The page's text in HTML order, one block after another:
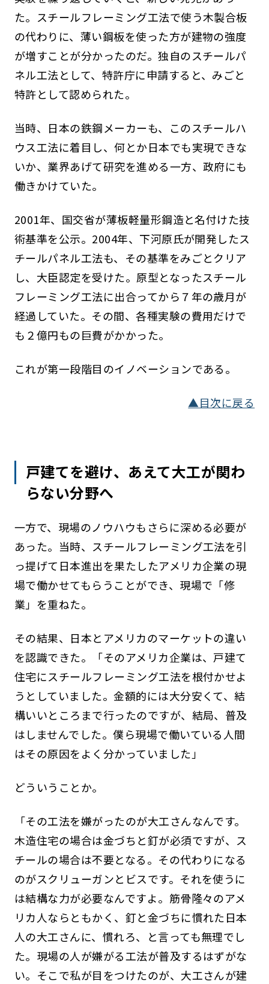
た。スチールフレーミング工法で使う木製合板
の代わりに、薄い鋼板を使った方が建物の強度
が増すことが分かったのだ。独自のスチールパ
ネル工法として、特許庁に申請すると、みごと
特許として認められた。
当時、日本の鉄鋼メーカーも、このスチールハ
ウス工法に着目し、何とか日本でも実現できな
いか、業界あげて研究を進める一方、政府にも
働きかけていた。
2001年、国交省が薄板軽量形鋼造と名付けた技
術基準を公示。2004年、下河原氏が開発したス
チールパネル工法も、その基準をみごとクリア
し、大臣認定を受けた。原型となったスチール
フレーミング工法に出合ってから７年の歳月が
経過していた。その間、各種実験の費用だけで
も２億円もの巨費がかかった。
これが第一段階目のイノベーションである。
▲目次に戻る
戸建てを避け、あえて大工が関わ
らない分野へ
一方で、現場のノウハウもさらに深める必要が
あった。当時、スチールフレーミング工法を引
っ提げて日本進出を果たしたアメリカ企業の現
場で働かせてもらうことができ、現場で「修
業」を重ねた。
その結果、日本とアメリカのマーケットの違い
を認識できた。「そのアメリカ企業は、戸建て
住宅にスチールフレーミング工法を根付かせよ
うとしていました。金額的には大分安くて、結
構いいところまで行ったのですが、結局、普及
はしませんでした。僕ら現場で働いている人間
はその原因をよく分かっていました」
どういうことか。
「その工法を嫌がったのが大工さんなんです。
木造住宅の場合は金づちと釘が必須ですが、ス
チールの場合は不要となる。その代わりになる
のがスクリューガンとビスです。それを使うに
は結構な力が必要なんですよ。筋骨隆々のアメ
リカ人ならともかく、釘と金づちに慣れた日本
人の大工さんに、慣れろ、と言っても無理でし
た。現場の人が嫌がる工法が普及するはずがな
い。そこで私が目をつけたのが、大工さんが建